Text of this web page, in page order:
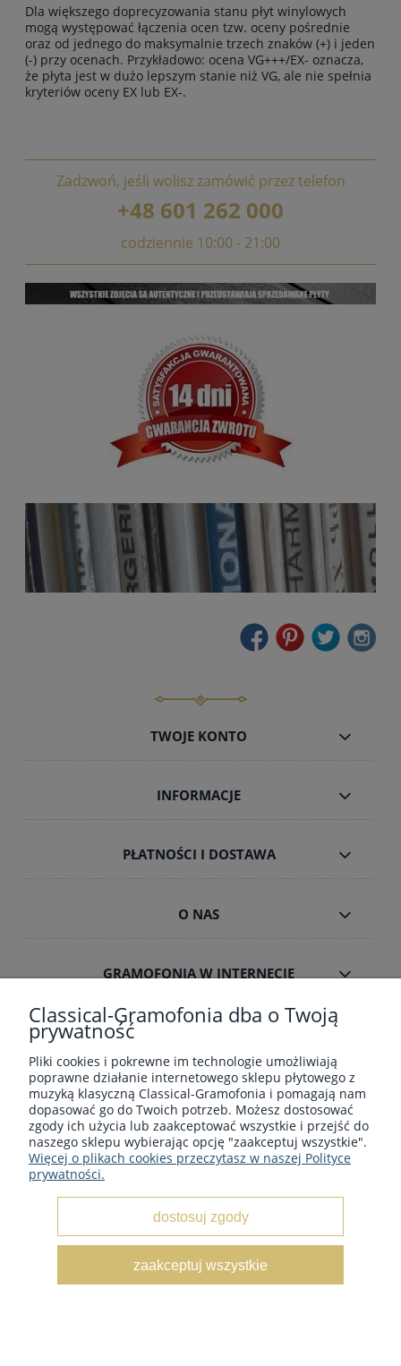
Dla większego doprecyzowania stanu płyt winylowych
mogą występować łączenia ocen tzw. oceny pośrednie
oraz od jednego do maksymalnie trzech znaków (+) i jeden
(-) przy ocenach. Przykładowo: ocena VG+++/EX- oznacza,
że płyta jest w dużo lepszym stanie niż VG, ale nie spełnia
kryteriów oceny EX lub EX-.
Zadzwoń, jeśli wolisz zamówić przez telefon
+48 601 262 000
codziennie 10:00 - 21:00
TWOJE KONTO
INFORMACJE
PŁATNOŚCI I DOSTAWA
O NAS
GRAMOFONIA W INTERNECIE
Płyty winylowe z muzyka klasyczną - Sklep płytowy
classical-gramofonia.com
Copyright © 2022 - 2026 CLASSICAL-GRAMOFONIA
pokaż pełną wersję strony
Sklep internetowy Shoper.pl
Classical-Gramofonia dba o Twoją
prywatność
Pliki cookies i pokrewne im technologie umożliwiają
poprawne działanie internetowego sklepu płytowego z
muzyką klasyczną Classical-Gramofonia i pomagają nam
dopasować go do Twoich potrzeb. Możesz dostosować
zgody ich użycia lub zaakceptować wszystkie i przejść do
naszego sklepu wybierając opcję "zaakceptuj wszystkie".
Więcej o plikach cookies przeczytasz w naszej Polityce
prywatności.
dostosuj zgody
zaakceptuj wszystkie